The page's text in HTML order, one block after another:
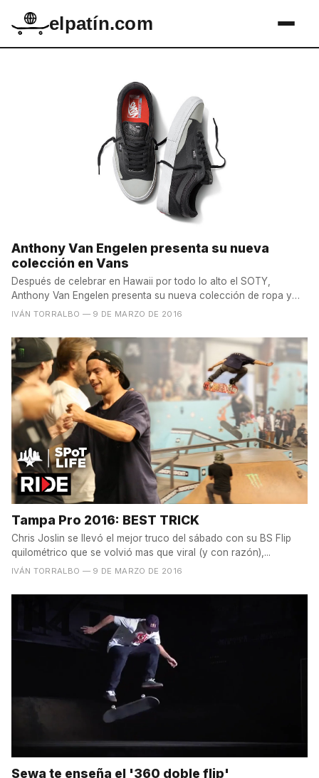
elpatín.com
Anthony Van Engelen presenta su nueva
colección en Vans
Después de celebrar en Hawaii por todo lo alto el SOTY,
Anthony Van Engelen presenta su nueva colección de ropa y
zapas...
IVÁN TORRALBO — 9 DE MARZO DE 2016
Tampa Pro 2016: BEST TRICK
Chris Joslin se llevó el mejor truco del sábado con su BS Flip
quilométrico que se volvió mas que viral (y con razón),...
IVÁN TORRALBO — 9 DE MARZO DE 2016
Sewa te enseña el '360 doble flip'